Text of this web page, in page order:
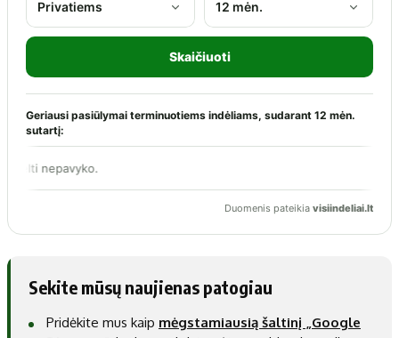
Sekite mūsų naujienas patogiau
Pridėkite mus kaip mėgstamiausią šaltinį „Google